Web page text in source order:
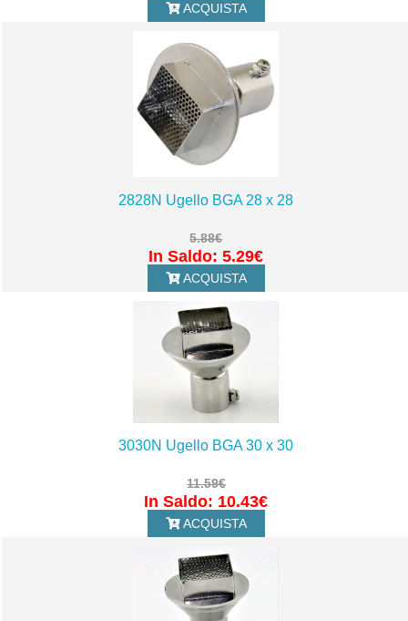
ACQUISTA
2828N Ugello BGA 28 x 28
5.88€
In Saldo: 5.29€
ACQUISTA
3030N Ugello BGA 30 x 30
11.59€
In Saldo: 10.43€
ACQUISTA